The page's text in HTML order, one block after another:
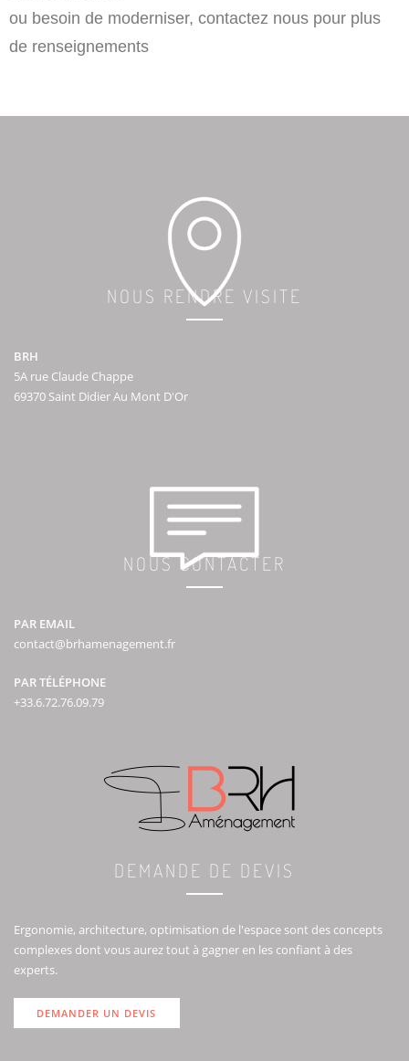
ou besoin de moderniser, contactez nous pour plus
de renseignements
NOUS RENDRE VISITE
BRH
5A rue Claude Chappe
69370 Saint Didier Au Mont D'Or
NOUS CONTACTER
PAR EMAIL
contact@brhamenagement.fr
PAR TÉLÉPHONE
+33.6.72.76.09.79
DEMANDE DE DEVIS
Ergonomie, architecture, optimisation de l'espace sont des concepts
complexes dont vous aurez tout à gagner en les confiant à des
experts.
DEMANDER UN DEVIS